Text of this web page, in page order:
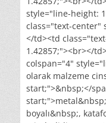
style="line-height:
class="text-center"
</td><td
1.42857;"><br></
colspan="4"
olarak malzeme
start;">&nbsp;</
boyalı&nbsp;,